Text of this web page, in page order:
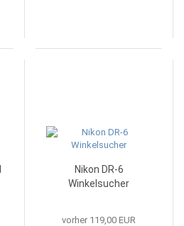
Nikon DR-6
Winkelsucher
vorher 119,00 EUR